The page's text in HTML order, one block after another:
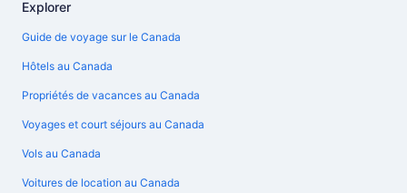
Explorer
Guide de voyage sur le Canada
Hôtels au Canada
Propriétés de vacances au Canada
Voyages et court séjours au Canada
Vols au Canada
Voitures de location au Canada